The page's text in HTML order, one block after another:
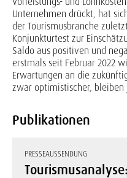
Unternehmen drückt, hat
der Tourismusbranche
Konjunkturtest zur
Saldo aus positiven und
erstmals seit Februar 2022
Erwartungen an die
zwar optimistischer,
Publikationen
PRESSEAUSSENDUNG